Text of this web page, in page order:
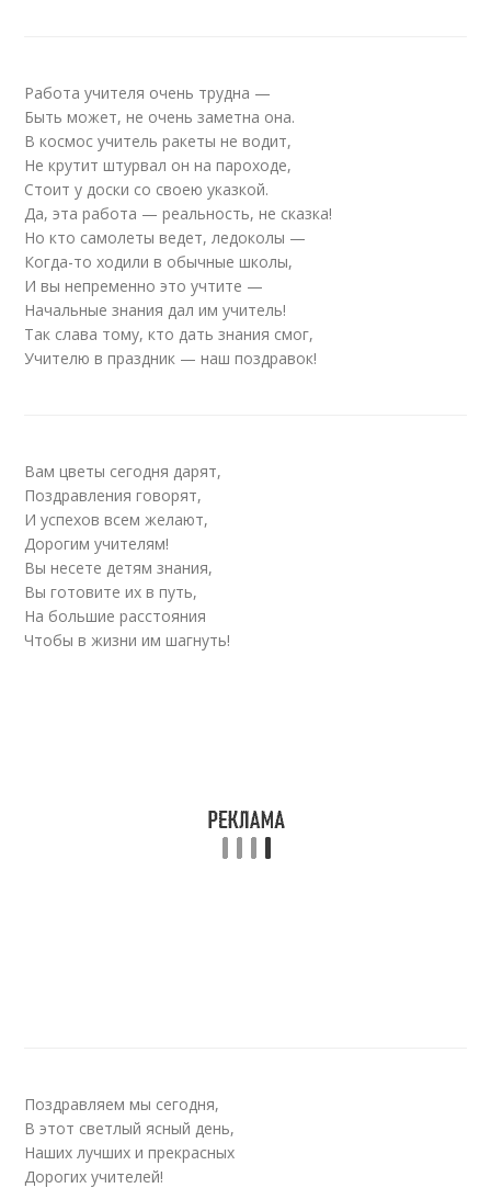
Работа учителя очень трудна —
Быть может, не очень заметна она.
В космос учитель ракеты не водит,
Не крутит штурвал он на пароходе,
Стоит у доски со своею указкой.
Да, эта работа — реальность, не сказка!
Но кто самолеты ведет, ледоколы —
Когда-то ходили в обычные школы,
И вы непременно это учтите —
Начальные знания дал им учитель!
Так слава тому, кто дать знания смог,
Учителю в праздник — наш поздравок!
Вам цветы сегодня дарят,
Поздравления говорят,
И успехов всем желают,
Дорогим учителям!
Вы несете детям знания,
Вы готовите их в путь,
На большие расстояния
Чтобы в жизни им шагнуть!
Поздравляем мы сегодня,
В этот светлый ясный день,
Наших лучших и прекрасных
Дорогих учителей!